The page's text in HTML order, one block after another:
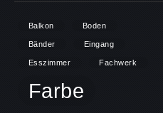
Balkon Boden
Bänder Eingang
Esszimmer Fachwerk
Farbe